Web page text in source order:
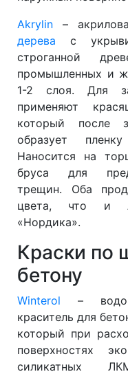
Akrylin –
дерева с
строганной
промышленных и
1-2 слоя. Для
применяют
который после
образует
Наносится на
бруса для
трещин. Оба
цвета, что и
«Нордика».
Краски по
бетону
Winterol –
краситель для
который при
поверхностях
силикатных